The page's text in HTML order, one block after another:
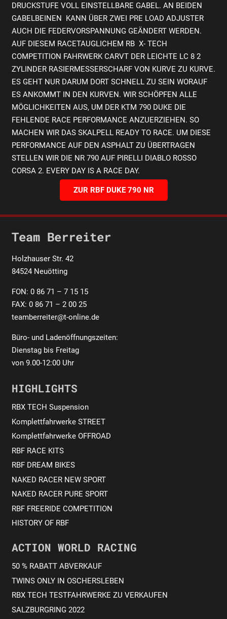
DRUCKSTUFE VOLL EINSTELLBARE GABEL. AN BEIDEN
GABELBEINEN KANN ÜBER ZWEI PRE LOAD ADJUSTER
AUCH DIE FEDERVORSPANNUNG GEÄNDERT WERDEN.
AUF DIESEM RACETAUGLICHEM RB X- TECH
COMPETITION FAHRWERK CARVT DER LEICHTE LC 8 2
ZYLINDER RASIERMESSERSCHARF VON KURVE ZU KURVE.
ES GEHT NUR DARUM DORT SCHNELL ZU SEIN WORAUF
ES ANKOMMT IN DEN KURVEN. WIR SCHÖPFEN ALLE
MÖGLICHKEITEN AUS, UM DER KTM 790 DUKE DIE
FEHLENDE RACE PERFORMANCE ANZUERZIEHEN. SO
MACHEN WIR DAS SKALPELL READY TO RACE. UM DIESE
PERFORMANCE AUF DEN ASPHALT ZU ÜBERTRAGEN
STELLEN WIR DIE NR 790 AUF PIRELLI DIABLO ROSSO
CORSA 2. EVERY DAY IS A RACE DAY.
ZUR RBF DUKE 790 NR
Team Berreiter
Holzhauser Str. 42
84524 Neuötting
FON: 0 86 71 – 7 15 15
FAX: 0 86 71 – 2 00 25
teamberreiter@t-online.de
Büro- und Ladenöffnungszeiten:
Dienstag bis Freitag
von 9.00-12:00 Uhr
HIGHLIGHTS
RBX TECH Suspension
Komplettfahrwerke STREET
Komplettfahrwerke OFFROAD
RBF RACE KITS
RBF DREAM BIKES
NAKED RACER NEW SPORT
NAKED RACER PURE SPORT
RBF FREERIDE COMPETITION
HISTORY OF RBF
ACTION WORLD RACING
50 % RABATT ABVERKAUF
TWINS ONLY IN OSCHERSLEBEN
RBX TECH TESTFAHRWERKE ZU VERKAUFEN
SALZBURGRING 2022